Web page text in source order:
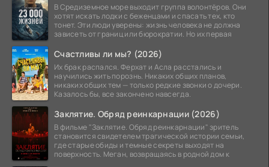
В Средиземное море выходит группа волонтёров. Они
хотят искать лодки с беженцами и спасать тех, кто
тонет. Эти люди уверены: жизнь человека не должна
зависеть от границ или бюрократии. Но их первая
Счастливы ли мы? (2026)
Их брак распался. Ферхат и Асла расстались и
научились жить порознь. Никаких общих планов,
никаких общих тем — только редкие звонки о дочери.
Казалось бы, все закончено навсегда.
Заклятие. Обряд реинкарнации (2026)
В фильме "Заклятие. Обряд реинкарнации" зритель
становится свидетелем трагической истории семьи,
где старые обиды и темные секреты выходят на
поверхность. Меган, возвращаясь в родной дом к